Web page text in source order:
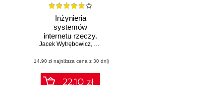
Inżynieria
systemów
internetu rzeczy.
Zagadnienia
komunikacji
Jacek Wytrębowicz, Paweł Radziszewski
(14,90 zł najniższa cena z 30 dni)
22.10 zł